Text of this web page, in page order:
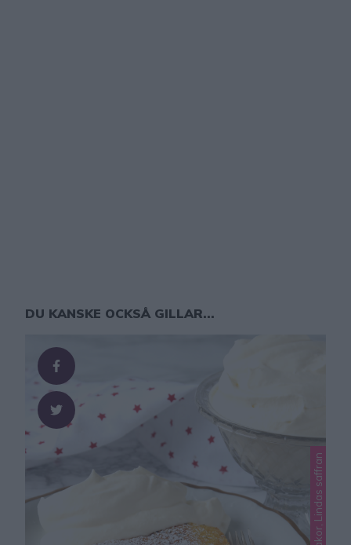
DU KANSKE OCKSÅ GILLAR...